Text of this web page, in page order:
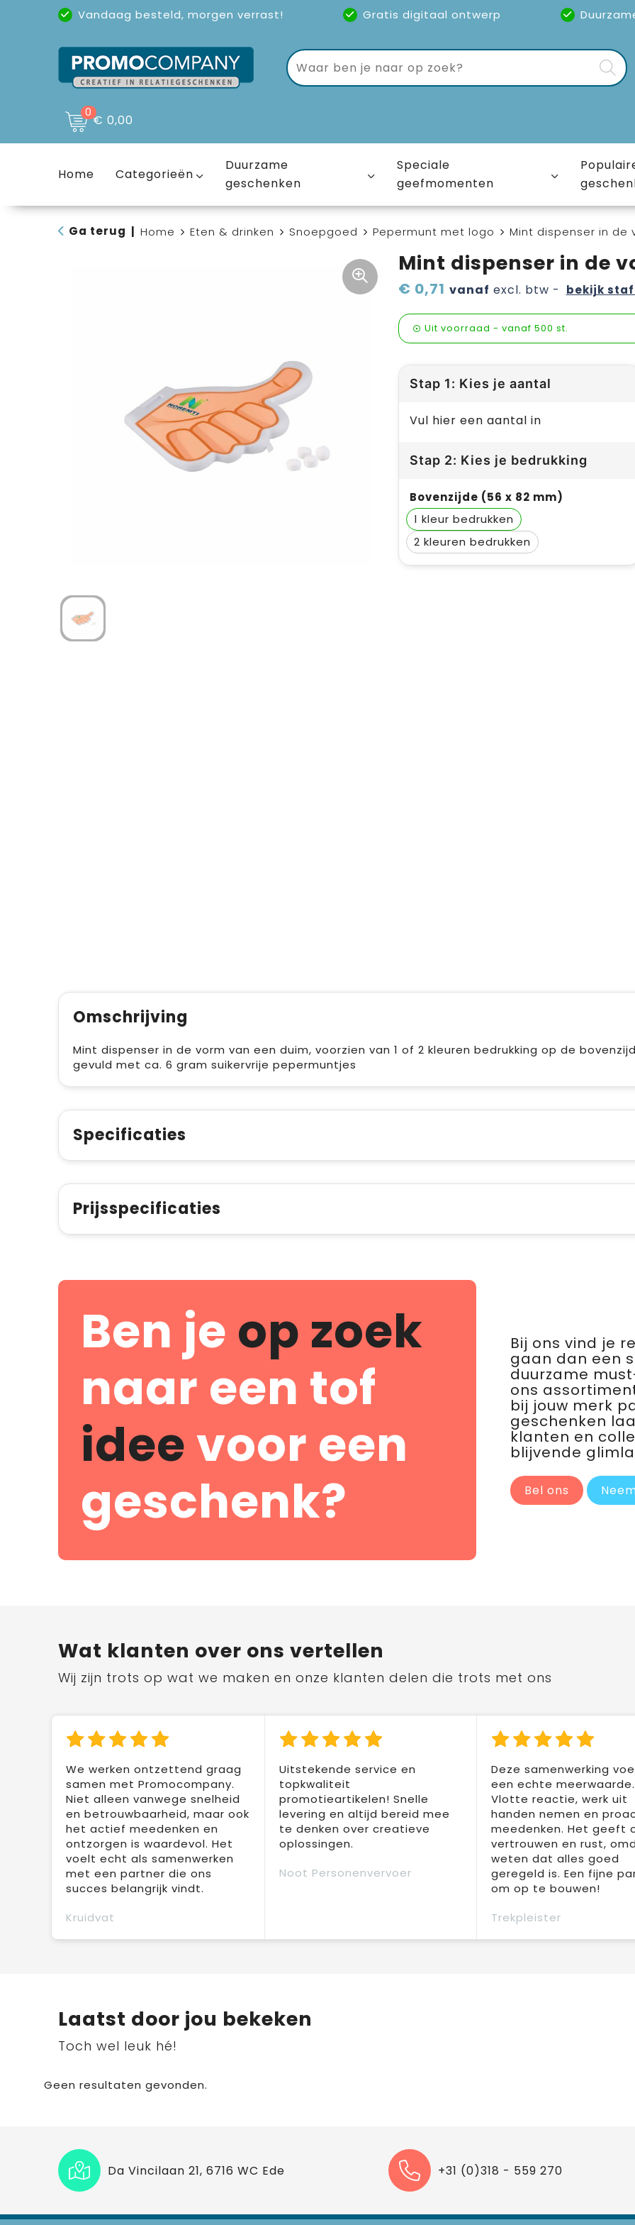
Vandaag besteld, morgen verrast! Gratis digitaal ontwerp
Uitstekende reviews(4,6/5)
0€ 0,00
Home Categorieën
Duurzame
geschenken
Speciale
geefmomenten
Ga terug Home Eten & drinken Snoepgoed Pepermunt met logo Mint dispenser in de
Mint dispenser in de
€ 0,71 vanaf excl. btw - bekijk
Uit voorraad - vanaf 500 st.
Stap 1: Kies je aantal
Vul hier een aantal in
Stap 2: Kies je bedrukking
Bovenzijde (56 x 82 mm)
1
2
Omschrijving
Mint dispenser in de vorm van een duim, voorzien van 1 of 2 kleuren bedrukking op de
gevuld met ca. 6 gram suikervrije pepermuntjes
Specificaties
Prijsspecificaties
Ben je op zoek
naar een tof
ideevoor een
geschenk?
Bij ons vind je
gaan dan een
duurzame
ons
bij jouw merk
geschenken
klanten en
blijvende
Bel ons
Wat klanten over ons vertellen
Wij zijn trots op wat we maken en onze klanten delen die trots met ons
We werken ontzettend graag
samen met Promocompany.
Niet alleen vanwege snelheid
en betrouwbaarheid, maar ook
het actief meedenken en
ontzorgen is waardevol. Het
voelt echt als samenwerken
met een partner die ons
succes belangrijk vindt.
Kruidvat
Uitstekende service en
topkwaliteit
promotieartikelen! Snelle
levering en altijd bereid mee
te denken over creatieve
oplossingen.
Noot Personenvervoer
Deze samenwerking
een echte meerwaarde.
Vlotte reactie, werk uit
handen nemen en
meedenken. Het geeft
vertrouwen en rust,
weten dat alles goed
geregeld is. Een fijne
om op te bouwen!
Trekpleister
Laatst door jou bekeken
Toch wel leuk hé!
Geen resultaten gevonden.
Da Vincilaan 21, 6716 WC Ede +31 (0)318 - 559 270